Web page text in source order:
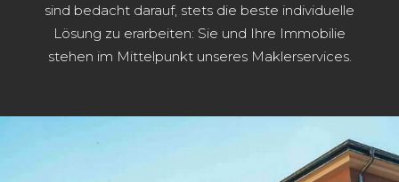
sind bedacht darauf, stets die beste individuelle
Lösung zu erarbeiten: Sie und Ihre Immobilie
stehen im Mittelpunkt unseres Maklerservices.